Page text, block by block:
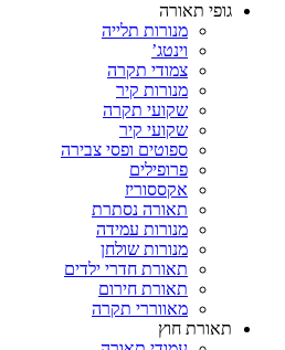
גופי תאורה
מנורות תלייה
וינטג’
צמודי תקרה
מנורות קיר
שקועי תקרה
שקועי קיר
ספוטים ופסי צבירה
פרופילים
אקססוריז
תאורה נסתרת
מנורות עמידה
מנורות שולחן
תאורת חדרי ילדים
תאורת חירום
מאווררי תקרה
תאורת חוץ